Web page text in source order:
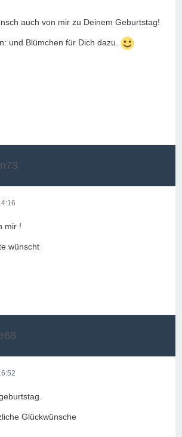
auch von mir zu Deinem Geburtstag!
und Blümchen für Dich dazu.
mir !
wünscht
Glückwünsche